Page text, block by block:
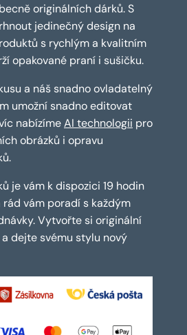
originálních dárků. S
jedinečný design na
s rychlým a kvalitním
opakované praní i sušičku.
a náš snadno ovladatelný
umožní snadno editovat
nabízímeAI technologii pro
obrázků i opravu
je vám k dispozici 19 hodin
vám poradí s každým
Vytvořte si originální
dejte svému stylu nový